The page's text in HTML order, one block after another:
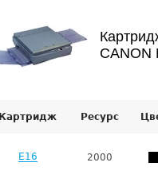
CANON
Картридж Ресурс
E16 2000